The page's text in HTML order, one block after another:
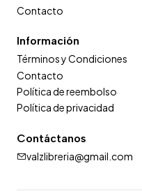
Contacto
Información
Términos y Condiciones
Contacto
Política de reembolso
Política de privacidad
Contáctanos
valzlibreria@gmail.com